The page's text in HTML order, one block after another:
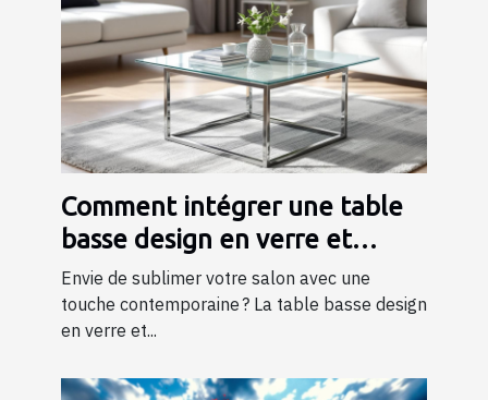
Comment intégrer une table
basse design en verre et
métal dans votre salon ?
Envie de sublimer votre salon avec une
touche contemporaine ? La table basse design
en verre et...